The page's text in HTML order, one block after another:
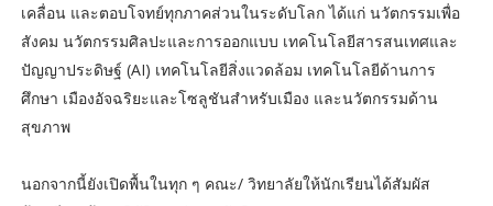
เคลื่อน และตอบโจทย์ทุกภาคส่วนในระดับโลก ได้แก่ นวัตกรรมเพื่อ
สังคม นวัตกรรมศิลปะและการออกแบบ เทคโนโลยีสารสนเทศและ
ปัญญาประดิษฐ์ (AI) เทคโนโลยีสิ่งแวดล้อม เทคโนโลยีด้านการ
ศึกษา เมืองอัจฉริยะและโซลูชันสำหรับเมือง และนวัตกรรมด้าน
สุขภาพ
นอกจากนี้ยังเปิดพื้นในทุก ๆ คณะ/ วิทยาลัยให้นักเรียนได้สัมผัส